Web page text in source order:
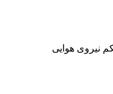
نیروی هوایی